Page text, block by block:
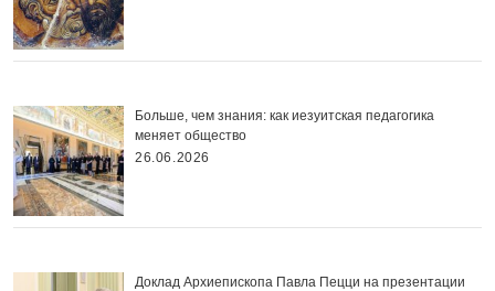
Больше, чем знания: как иезуитская педагогика
меняет общество
26.06.2026
Доклад Архиепископа Павла Пецци на презентации